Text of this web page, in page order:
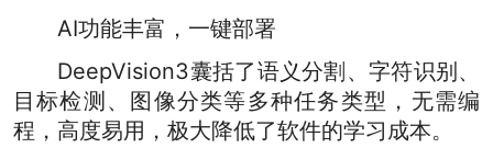
AI功能丰富，一键部署
DeepVision3囊括了语义分割、字符识别、
目标检测、图像分类等多种任务类型，无需编
程，高度易用，极大降低了软件的学习成本。